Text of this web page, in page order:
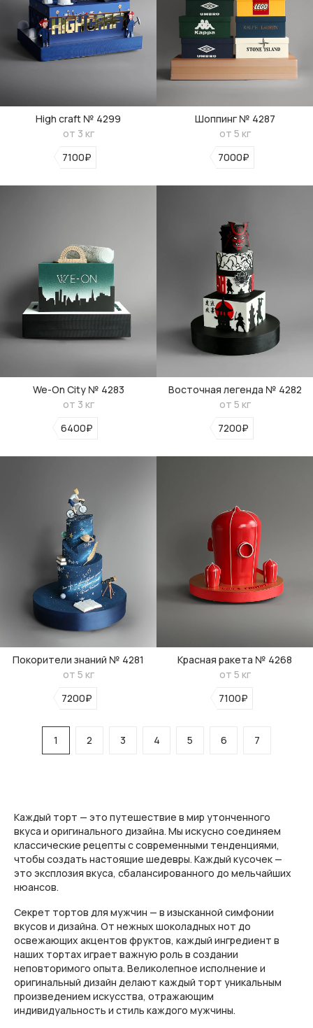
High craft № 4299
от 3 кг
7100₽
Шоппинг № 4287
от 5 кг
7000₽
We-On City № 4283
от 3 кг
6400₽
Восточная легенда № 4282
от 5 кг
7200₽
Покорители знаний № 4281
от 5 кг
7200₽
Красная ракета № 4268
от 5 кг
7100₽
1 2 3 4 5 6 7
Каждый торт — это путешествие в мир утонченного
вкуса и оригинального дизайна. Мы искусно соединяем
классические рецепты с современными тенденциями,
чтобы создать настоящие шедевры. Каждый кусочек —
это эксплозия вкуса, сбалансированного до мельчайших
нюансов.
Секрет тортов для мужчин — в изысканной симфонии
вкусов и дизайна. От нежных шоколадных нот до
освежающих акцентов фруктов, каждый ингредиент в
наших тортах играет важную роль в создании
неповторимого опыта. Великолепное исполнение и
оригинальный дизайн делают каждый торт уникальным
произведением искусства, отражающим
индивидуальность и стиль каждого мужчины.